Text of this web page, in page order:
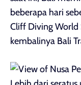
beberapa hari
Cliff Diving World
kembalinya Bali